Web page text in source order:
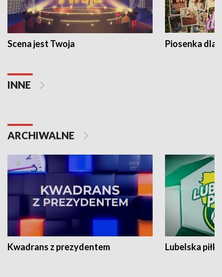
Scena jest Twoja Piosenka dla
INNE
ARCHIWALNE
Kwadrans z prezydentem Lubelska piłka